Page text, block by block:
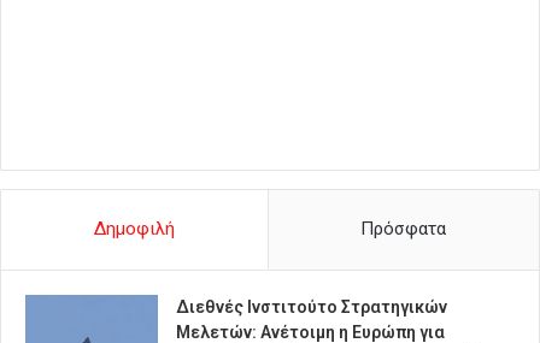
Δημοφιλή Πρόσφατα
Διεθνές Ινστιτούτο Στρατηγικών
Μελετών: Ανέτοιμη η Ευρώπη για